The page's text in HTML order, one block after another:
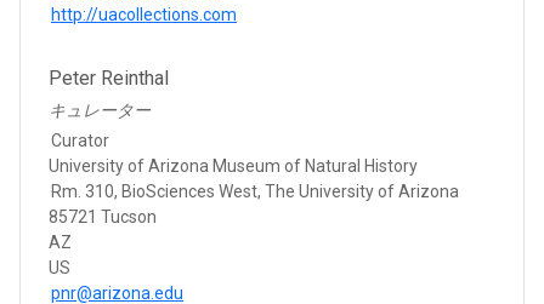
http://uacollections.com
Peter Reinthal
キュレーター
Curator
University of Arizona Museum of Natural History
Rm. 310, BioSciences West, The University of Arizona
85721 Tucson
AZ
US
pnr@arizona.edu